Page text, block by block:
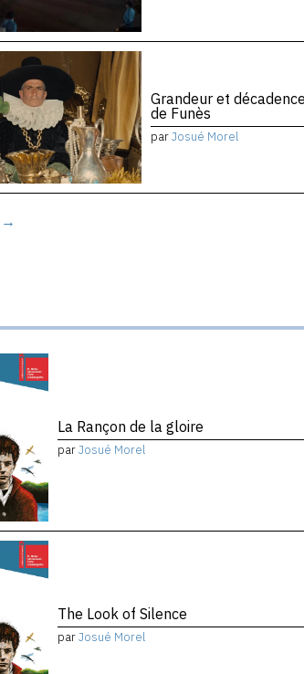
Grandeur et
de Funès
parJosué Morel
→
La Rançon de la gloire
parJosué Morel
The Look of Silence
parJosué Morel